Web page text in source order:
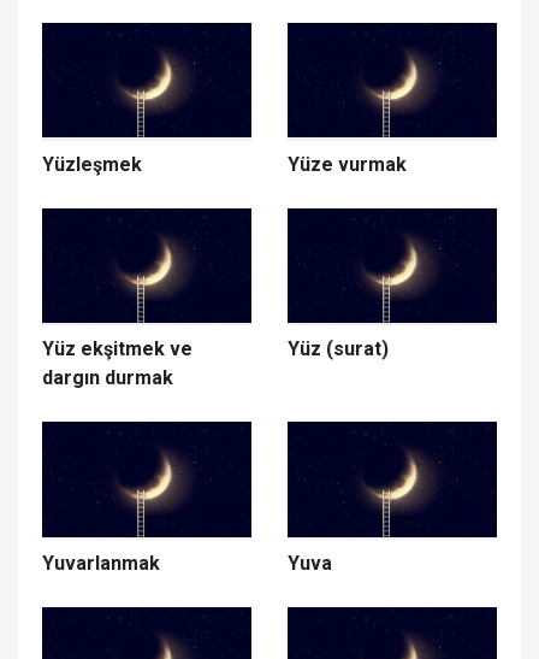
Yüzleşmek Yüze vurmak
Yüz ekşitmek ve
dargın durmak
Yüz (surat)
Yuvarlanmak Yuva